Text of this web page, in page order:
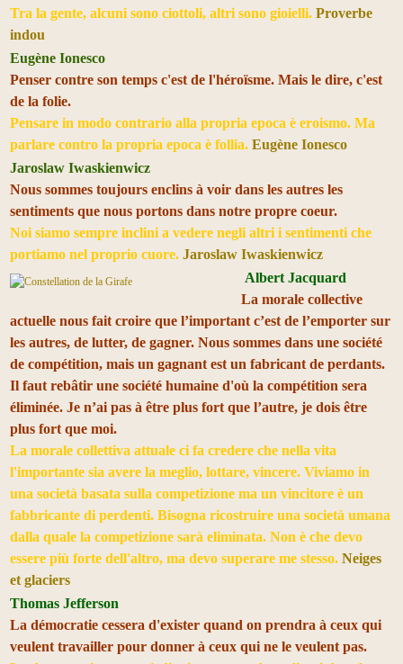
Tra la gente, alcuni sono ciottoli, altri sono gioielli. Proverbe
indou
Eugène Ionesco
Penser contre son temps c'est de l'héroïsme. Mais le dire, c'est
de la folie.
Pensare in modo contrario alla propria epoca è eroismo. Ma
parlare contro la propria epoca è follia. Eugène Ionesco
Jaroslaw Iwaskienwicz
Nous sommes toujours enclins à voir dans les autres les
sentiments que nous portons dans notre propre coeur.
Noi siamo sempre inclini a vedere negli altri i sentimenti che
portiamo nel proprio cuore. Jaroslaw Iwaskienwicz
Albert Jacquard
La morale collective
actuelle nous fait croire que l’important c’est de l’emporter sur
les autres, de lutter, de gagner. Nous sommes dans une société
de compétition, mais un gagnant est un fabricant de perdants.
Il faut rebâtir une société humaine d'où la compétition sera
éliminée. Je n’ai pas à être plus fort que l’autre, je dois être
plus fort que moi.
La morale collettiva attuale ci fa credere che nella vita
l'importante sia avere la meglio, lottare, vincere. Viviamo in
una società basata sulla competizione ma un vincitore è un
fabbricante di perdenti. Bisogna ricostruire una società umana
dalla quale la competizione sarà eliminata. Non è che devo
essere più forte dell'altro, ma devo superare me stesso. Neiges
et glaciers
Thomas Jefferson
La démocratie cessera d'exister quand on prendra à ceux qui
veulent travailler pour donner à ceux qui ne le veulent pas.